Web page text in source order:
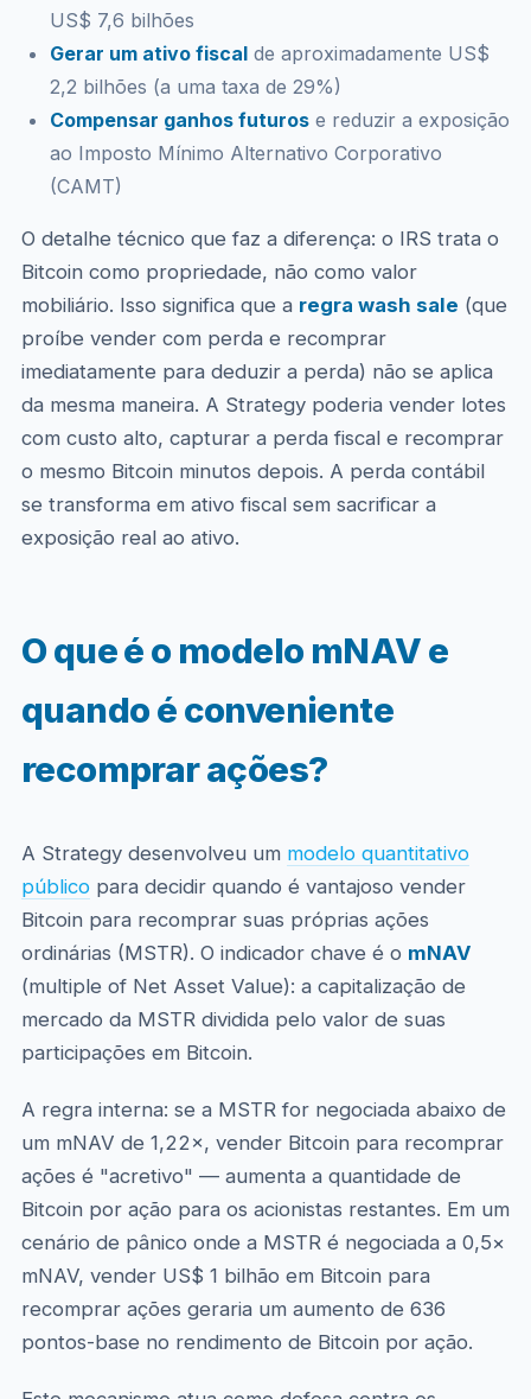
US$ 7,6 bilhões
Gerar um ativo fiscalde aproximadamente US$
2,2 bilhões (a uma taxa de 29%)
Compensar ganhos futurose reduzir a exposição
ao Imposto Mínimo Alternativo Corporativo
(CAMT)
O detalhe técnico que faz a diferença: o IRS trata o
Bitcoin como propriedade, não como valor
mobiliário. Isso significa que a regra wash sale (que
proíbe vender com perda e recomprar
imediatamente para deduzir a perda) não se aplica
da mesma maneira. A Strategy poderia vender lotes
com custo alto, capturar a perda fiscal e recomprar
o mesmo Bitcoin minutos depois. A perda contábil
se transforma em ativo fiscal sem sacrificar a
exposição real ao ativo.
O que é o modelo mNAV e
quando é conveniente
recomprar ações?
A Strategy desenvolveu um modelo quantitativo
públicopara decidir quando é vantajoso vender
Bitcoin para recomprar suas próprias ações
ordinárias (MSTR). O indicador chave é o mNAV
(multiple of Net Asset Value): a capitalização de
mercado da MSTR dividida pelo valor de suas
participações em Bitcoin.
A regra interna: se a MSTR for negociada abaixo de
um mNAV de 1,22×, vender Bitcoin para recomprar
ações é "acretivo" — aumenta a quantidade de
Bitcoin por ação para os acionistas restantes. Em um
cenário de pânico onde a MSTR é negociada a 0,5×
mNAV, vender US$ 1 bilhão em Bitcoin para
recomprar ações geraria um aumento de 636
pontos-base no rendimento de Bitcoin por ação.